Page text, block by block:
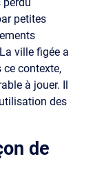
petites
ville figée a
contexte,
à jouer. Il
des
de